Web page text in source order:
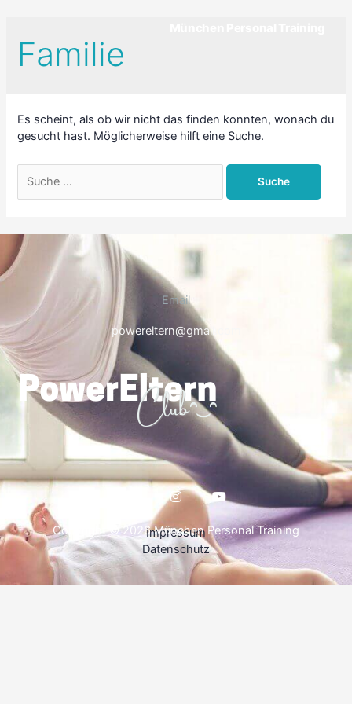
Familie
Es scheint, als ob wir nicht das finden konnten, wonach du
gesucht hast. Möglicherweise hilft eine Suche.
Email
powereltern@gmail.com
Impressum
Datenschutz
Copyright © 2026 München Personal Training